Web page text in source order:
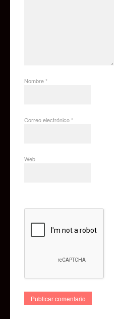
Nombre*
Correo electrónico*
Web